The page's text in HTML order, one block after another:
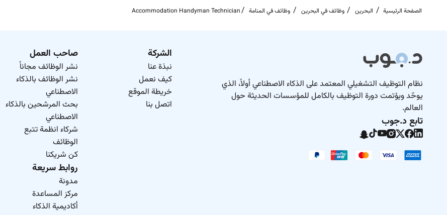
الصفحة الرئيسية البحرين وظائف في البحرين وظائف في المنامة Accommodation Handyman Technician
نظام التوظيف التشغيلي المعتمد على الذكاء الاصطناعي أولاً، الذي
يوحّد ويؤتمت دورة التوظيف بالكامل للمؤسسات الحديثة حول
العالم.
تابع د.جوب
الشركة
نبذة عنا
كيف نعمل
خريطة الموقع
اتصل بنا
صاحب العمل
نشر الوظائف مجاناً
نشر الوظائف بالذكاء
الاصطناعي
بحث المرشحين بالذكاء
الاصطناعي
شركاء انظمة تتبع
الوظائف
كن شريكنا
روابط سريعة
مدونة
مركز المساعدة
أكاديمية الذكاء